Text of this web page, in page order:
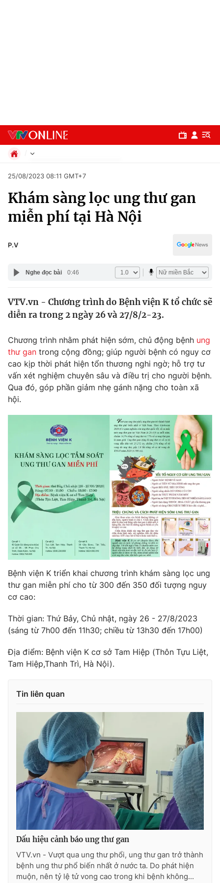
Chuyên mục
Chính trị
Y tế
Thế giới
Tin tức
Thế giới đó đây
Câu chuyện quốc tế
Kinh tế
Tài chính
Thị trường
Góc doanh nghiệp
Dữ liệu và đời sống
Truyền hình
Hậu trường
Nhân vật
Khán giả
Giải sao mai
Giải trí
Âm nhạc
Sao
Đời sống
Du lịch
Làm đẹp
Chất lượng cuộc sống
Giáo dục
Học trực tuyến
Công nghệ
Hitech Công nghệ tương lai
Sản phẩm
Thị trường
Tư vấn
Giao lưu trực tuyến
Lịch phát sóng
Chuyên mục khác
Emagazine Podcast
VTV Money VTV Thể thao
VTV Sức khoẻ Bất động sản
Thị trường 24h Tấm lòng Việt
VTV4 Vươn mình bằng AI
VTV9 VTV8
Liên hệ tòa soạn English
Xã hội
Pháp luật
Thể thao
Đời sống
Giáo dục
25/08/2023 08:11 GMT+7
Khám sàng lọc ung thư gan
miễn phí tại Hà Nội
P.V
Nghe đọc bài 0:46
VTV.vn - Chương trình do Bệnh viện K tổ chức sẽ
diễn ra trong 2 ngày 26 và 27/8/2-23.
Chương trình nhằm phát hiện sớm, chủ động bệnh ung
thư gan trong cộng đồng; giúp người bệnh có nguy cơ
cao kịp thời phát hiện tổn thương nghi ngờ; hỗ trợ tư
vấn xét nghiệm chuyên sâu và điều trị cho người bệnh.
Qua đó, góp phần giảm nhẹ gánh nặng cho toàn xã
hội.
Bệnh viện K triển khai chương trình khám sàng lọc ung
thư gan miễn phí cho từ 300 đến 350 đối tượng nguy
cơ cao:
Thời gian: Thứ Bảy, Chủ nhật, ngày 26 - 27/8/2023
(sáng từ 7h00 đến 11h30; chiều từ 13h30 đến 17h00)
Địa điểm: Bệnh viện K cơ sở Tam Hiệp (Thôn Tựu Liệt,
Tam Hiệp,Thanh Trì, Hà Nội).
Tin liên quan
Dấu hiệu cảnh báo ung thư gan
VTV.vn - Vượt qua ung thư phổi, ung thư gan trở thành
bệnh ung thư phổ biến nhất ở nước ta. Do phát hiện
muộn, nên tỷ lệ tử vong cao trong khi bệnh không...